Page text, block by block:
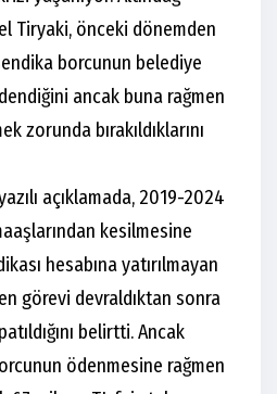
Tiryaki, önceki dönemden
borcunun belediye
ancak buna rağmen
zorunda bırakıldıklarını
açıklamada, 2019-2024
kesilmesine
hesabına yatırılmayan
görevi devraldıktan sonra
belirtti. Ancak
ödenmesine rağmen